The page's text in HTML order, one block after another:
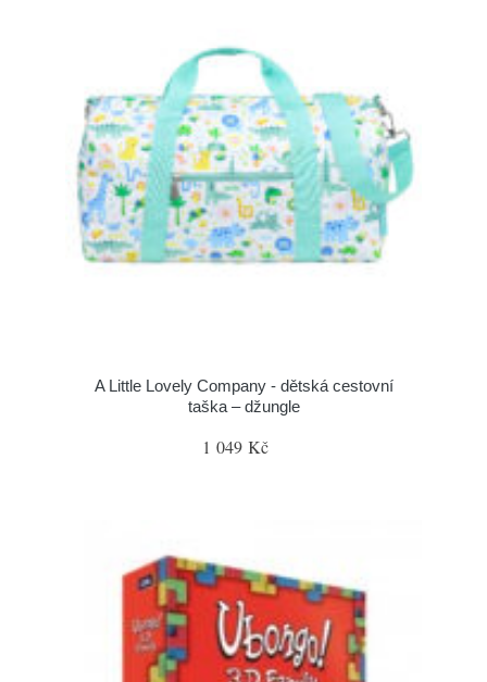
A Little Lovely Company - dětská cestovní
taška – džungle
1 049 Kč